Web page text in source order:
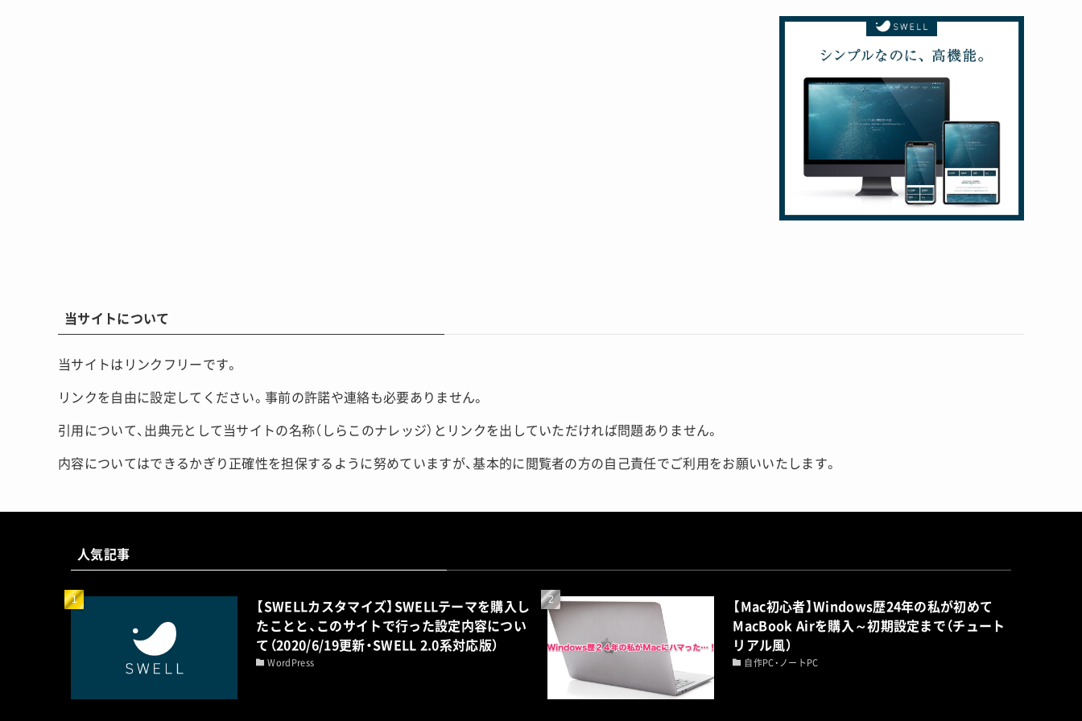
当サイトについて
当サイトはリンクフリーです。
リンクを自由に設定してください。事前の許諾や連絡も必要ありません。
引用について、出典元として当サイトの名称（しらこのナレッジ）とリンクを出していただければ問題ありません。
内容についてはできるかぎり正確性を担保するように努めていますが、基本的に閲覧者の方の自己責任でご利用をお願いいたします。
人気記事
【SWELLカスタマイズ】SWELLテーマを購入し
たことと、このサイトで行った設定内容につい
て（2020/6/19更新・SWELL 2.0系対応版）
WordPress
【Mac初心者】Windows歴24年の私が初めて
MacBook Airを購入～初期設定まで（チュート
リアル風）
自作PC・ノートPC